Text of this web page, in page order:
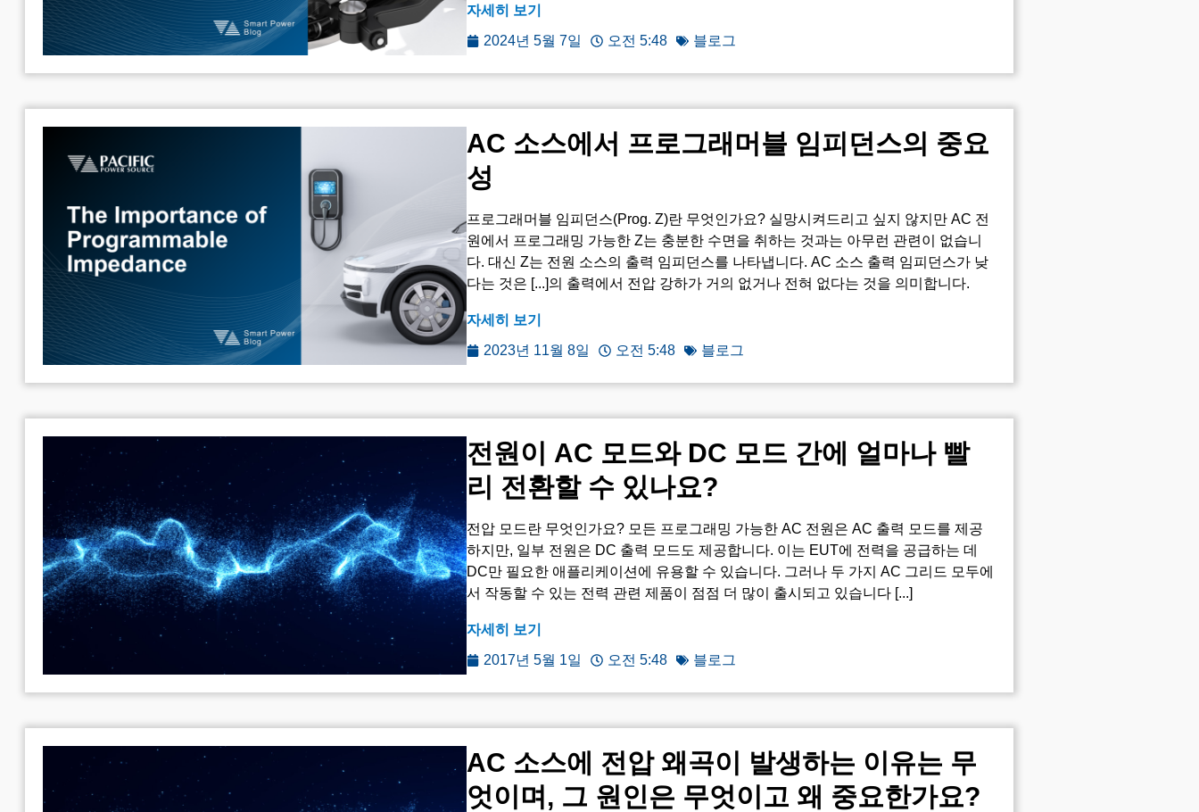
자세히 보기
2024년 5월 7일
오전 5:48 블로그
AC 소스에서 프로그래머블 임피던스의 중요
성
프로그래머블 임피던스(Prog. Z)란 무엇인가요? 실망시켜드리고 싶지 않지만 AC 전
원에서 프로그래밍 가능한 Z는 충분한 수면을 취하는 것과는 아무런 관련이 없습니
다. 대신 Z는 전원 소스의 출력 임피던스를 나타냅니다. AC 소스 출력 임피던스가 낮
다는 것은 [...]의 출력에서 전압 강하가 거의 없거나 전혀 없다는 것을 의미합니다.
자세히 보기
2023년 11월 8일
오전 5:48 블로그
전원이 AC 모드와 DC 모드 간에 얼마나 빨
리 전환할 수 있나요?
전압 모드란 무엇인가요? 모든 프로그래밍 가능한 AC 전원은 AC 출력 모드를 제공
하지만, 일부 전원은 DC 출력 모드도 제공합니다. 이는 EUT에 전력을 공급하는 데
DC만 필요한 애플리케이션에 유용할 수 있습니다. 그러나 두 가지 AC 그리드 모두에
서 작동할 수 있는 전력 관련 제품이 점점 더 많이 출시되고 있습니다 [...]
자세히 보기
2017년 5월 1일
오전 5:48 블로그
AC 소스에 전압 왜곡이 발생하는 이유는 무
엇이며, 그 원인은 무엇이고 왜 중요한가요?